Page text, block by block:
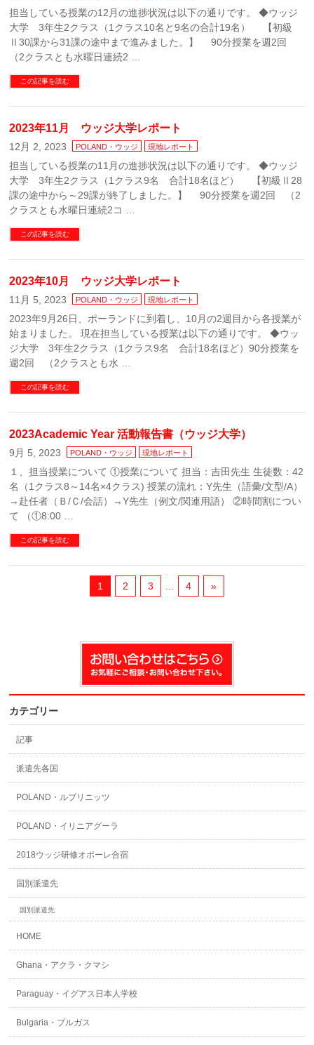
担当している授業の12月の進捗状況は以下の通りです。 ◆ウッジ
大学 3年生2クラス（1クラス10名と9名の合計19名） 【初級
Ⅱ30課から31課の途中まで進みました。】 90分授業を週2回
（2クラスとも水曜日連続2 …
この記事を読む
2023年11月 ウッジ大学レポート
12月 2, 2023 POLAND・ウッジ 現地レポート
担当している授業の11月の進捗状況は以下の通りです。 ◆ウッジ
大学 3年生2クラス（1クラス9名 合計18名ほど） 【初級Ⅱ28
課の途中から～29課が終了しました。】 90分授業を週2回 （2
クラスとも水曜日連続2コ …
この記事を読む
2023年10月 ウッジ大学レポート
11月 5, 2023 POLAND・ウッジ 現地レポート
2023年9月26日、ポーランドに到着し、10月の2週目から各授業が
始まりました。 現在担当している授業は以下の通りです。 ◆ウッ
ジ大学 3年生2クラス（1クラス9名 合計18名ほど）90分授業を
週2回 （2クラスとも水 …
この記事を読む
2023Academic Year 活動報告書（ウッジ大学）
9月 5, 2023 POLAND・ウッジ 現地レポート
１、担当授業について ①授業について 担当：吉田先生 生徒数：42
名（1クラス8～14名×4クラス) 授業の流れ：Y先生（語彙/文型/A）
→赴任者（Ｂ/Ｃ/会話）→Y先生（例文/関連用語） ②時間割につい
て （①8:00 …
この記事を読む
1 2 3 4 »
カテゴリー
記事
派遣先各国
POLAND・ルブリニッツ
POLAND・イリニアグーラ
2018ウッジ研修オポーレ合宿
国別派遣先
国別派遣先
HOME
Ghana・アクラ・クマシ
Paraguay・イグアス日本人学校
Bulgaria・ブルガス